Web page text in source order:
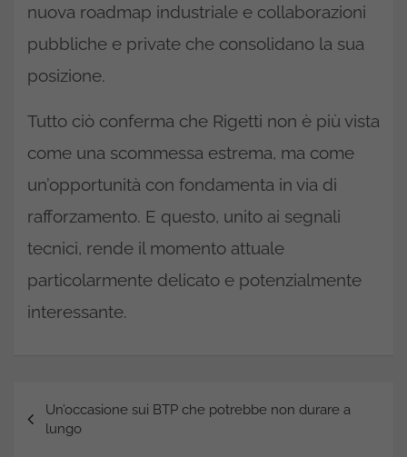
nuova roadmap industriale e collaborazioni
pubbliche e private che consolidano la sua
posizione.
Tutto ciò conferma che Rigetti non è più vista
come una scommessa estrema, ma come
un’opportunità con fondamenta in via di
rafforzamento. E questo, unito ai segnali
tecnici, rende il momento attuale
particolarmente delicato e potenzialmente
interessante.
articoli
Un’occasione sui BTP che potrebbe non durare a
lungo